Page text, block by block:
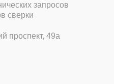
запросов
сверки
проспект, 49а